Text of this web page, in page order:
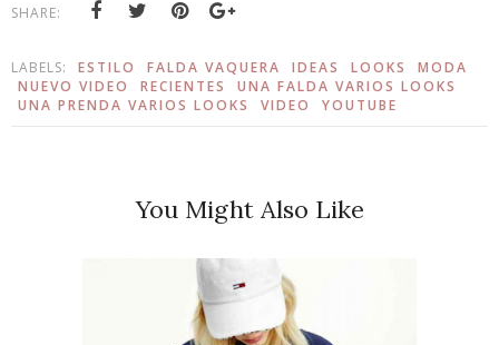
SHARE:
LABELS: ESTILO FALDA VAQUERA IDEAS LOOKS
MODA
NUEVO VIDEO
RECIENTES
UNA FALDA VARIOS LOOKS
UNA PRENDA VARIOS LOOKS
VIDEO YOUTUBE
You Might Also Like